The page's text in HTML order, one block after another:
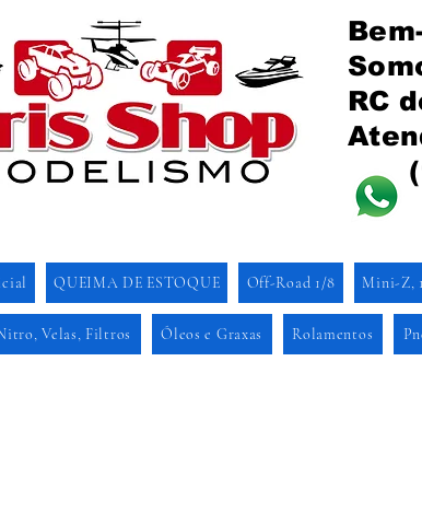
RC
QUEIMA DE ESTOQUE Off-Road 1/8 Mini-Z,
Velas, Filtros Óleos e Graxas Rolamentos